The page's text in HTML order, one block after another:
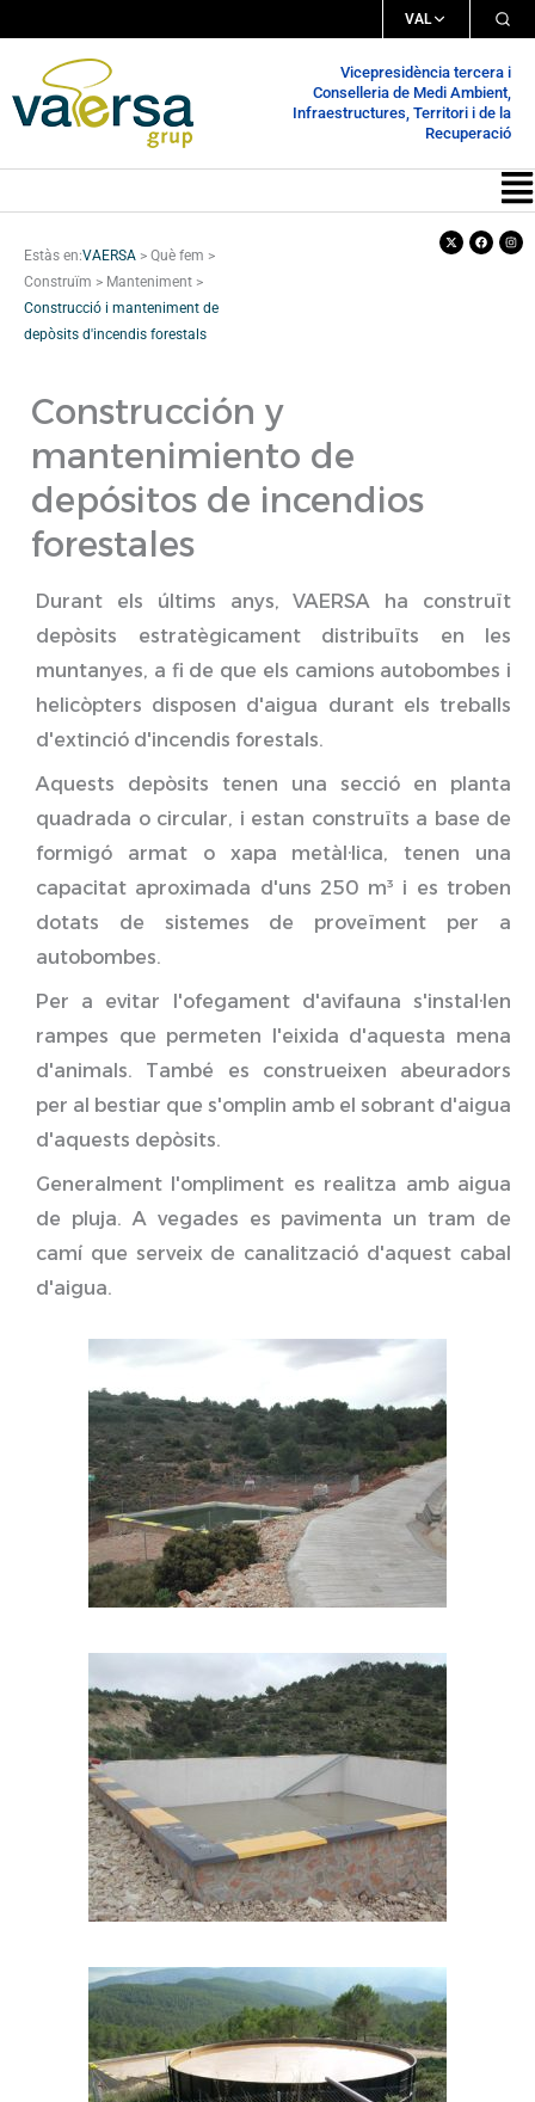
contingut
VAL
Vicepresidència tercera i
Conselleria de Medi Ambient,
Infraestructures, Territori i de la
Recuperació
Estàs en:VAERSA > Què fem >
Construïm > Manteniment >
Construcció i manteniment de
depòsits d'incendis forestals
X-
twitter
Facebook
Construcción y
mantenimiento de
depósitos de incendios
forestales
Durant els últims anys, VAERSA ha construït
depòsits estratègicament distribuïts en les
muntanyes, a fi de que els camions autobombes i
helicòpters disposen d'aigua durant els treballs
d'extinció d'incendis forestals.
Aquests depòsits tenen una secció en planta
quadrada o circular, i estan construïts a base de
formigó armat o xapa metàl·lica, tenen una
capacitat aproximada d'uns 250 m³ i es troben
dotats de sistemes de proveïment per a
autobombes.
Per a evitar l'ofegament d'avifauna s'instal·len
rampes que permeten l'eixida d'aquesta mena
d'animals. També es construeixen abeuradors
per al bestiar que s'omplin amb el sobrant d'aigua
d'aquests depòsits.
Generalment l'ompliment es realitza amb aigua
de pluja. A vegades es pavimenta un tram de
camí que serveix de canalització d'aquest cabal
d'aigua.